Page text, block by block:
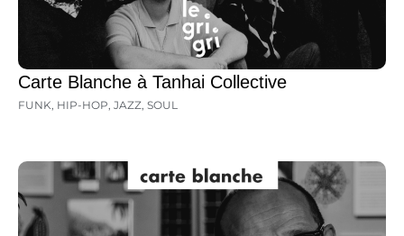
Carte Blanche à Tanhai Collective
FUNK, HIP-HOP, JAZZ, SOUL